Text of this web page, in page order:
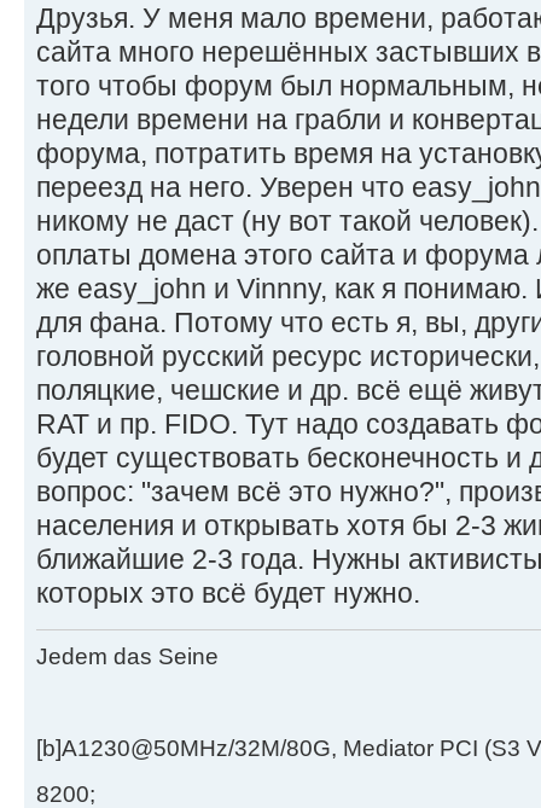
Друзья. У меня мало времени,
сайта много нерешённых застывших
того чтобы форум был нормальным,
недели времени на грабли и
форума, потратить время на
переезд на него. Уверен что
никому не даст (ну вот такой
оплаты домена этого сайта и форума
же easy_john и Vinnny, как я понимаю.
для фана. Потому что есть я, вы,
головной русский ресурс
поляцкие, чешские и др. всё ещё
RAT и пр. FIDO. Тут надо создавать
будет существовать бесконечность и
вопрос: "зачем всё это нужно?",
населения и открывать хотя бы 2-3
ближайшие 2-3 года. Нужны
которых это всё будет нужно.
Jedem das Seine
[b]A1230@50MHz/32M/80G, Mediator PCI (S3
8200;